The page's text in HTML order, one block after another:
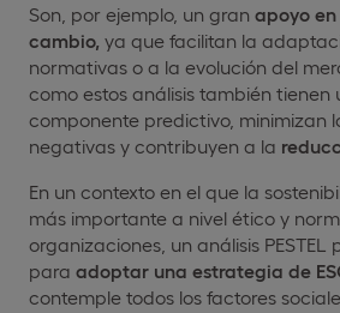
Son, por ejemplo, un gran apoyo
cambio, ya que facilitan la
normativas o a la evolución del
como estos análisis también tienen
componente predictivo, minimizan
negativas y contribuyen a la
En un contexto en el que la
más importante a nivel ético y
organizaciones, un análisis
para adoptar una estrategia de
contemple todos los factores